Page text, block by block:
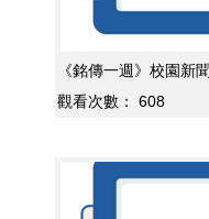
《銘傳一週》校園新
觀看次數：
608